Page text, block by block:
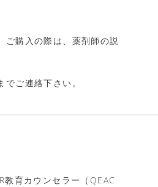
ご購入の際は、薬剤師の説
ご連絡下さい。
育カウンセラー（QEAC